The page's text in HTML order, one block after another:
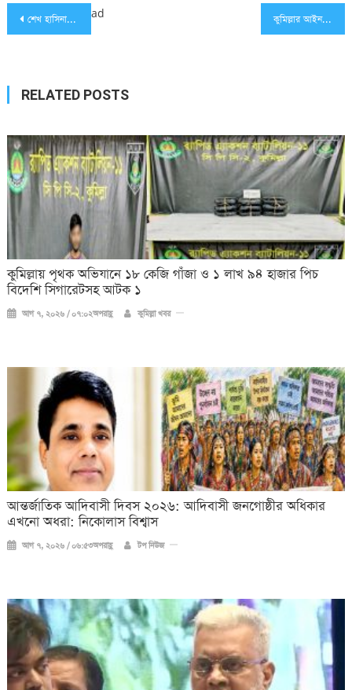
Post
শেখ হাসিনাকে মা ডাকলেন রানী মুখার্জি কুমিল্লার আইনশৃঙ্খলা পরিস্থিতি স্বাভাবিক রয়েছে: জেলা প্রশাসক
ad
RELATED POSTS
কুমিল্লায় পৃথক অভিযানে ১৮ কেজি গাঁজা ও ১ লাখ ৯৪ হাজার পিচ
বিদেশি সিগারেটসহ আটক ১
আগ ৭, ২০২৬ / ০৭:০২অপরাহ্ণ কুমিল্লা খবর
আন্তর্জাতিক আদিবাসী দিবস ২০২৬: আদিবাসী জনগোষ্ঠীর অধিকার
এখনো অধরা: নিকোলাস বিশ্বাস
আগ ৭, ২০২৬ / ০৬:৫৩অপরাহ্ণ টপ নিউজ